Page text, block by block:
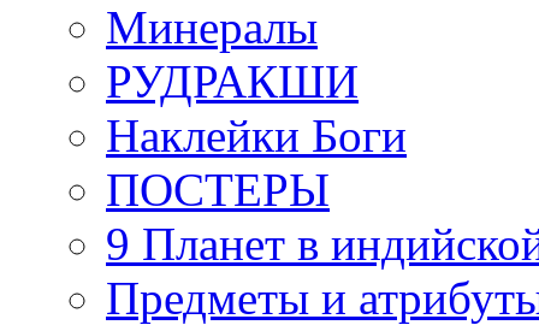
Минералы
РУДРАКШИ
Наклейки Боги
ПОСТЕРЫ
9 Планет в
Предметы и